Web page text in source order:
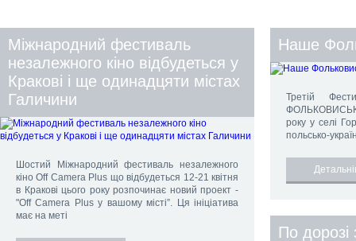
Міжнародний фестиваль
незалежного кіно відбудеться у
Кракові і ще одинадцяти містах
Галичини
Шостий Міжнародний фестиваль незалежного
кіно Off Camera Plus що відбудеться 12-21 квітня
в Кракові цього року розпочинає новий проект -
"Off Camera Plus у вашому місті”. Ця ініціатива
має на меті
Наше
Третій
року у селі
польсько-
По дорозі